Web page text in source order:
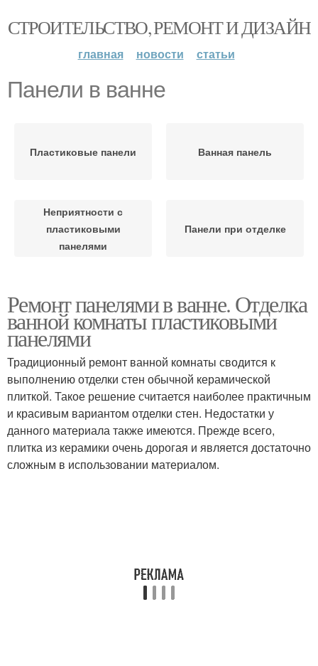
СТРОИТЕЛЬСТВО, РЕМОНТ И ДИЗАЙН
главная новости статьи
Панели в ванне
Пластиковые панели Ванная панель
Неприятности с
пластиковыми
панелями
Панели при отделке
Ремонт панелями в ванне. Отделка
ванной комнаты пластиковыми
панелями
Традиционный ремонт ванной комнаты сводится к
выполнению отделки стен обычной керамической
плиткой. Такое решение считается наиболее практичным
и красивым вариантом отделки стен. Недостатки у
данного материала также имеются. Прежде всего,
плитка из керамики очень дорогая и является достаточно
сложным в использовании материалом.